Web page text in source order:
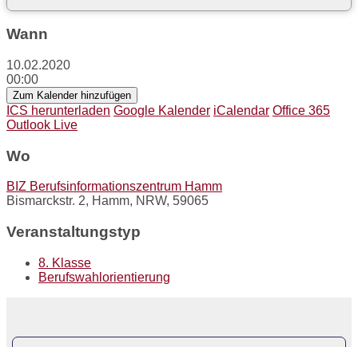
Wann
10.02.2020
00:00
Zum Kalender hinzufügen
ICS herunterladen Google Kalender iCalendar Office 365
Outlook Live
Wo
BIZ Berufsinformationszentrum Hamm
Bismarckstr. 2, Hamm, NRW, 59065
Veranstaltungstyp
8. Klasse
Berufswahlorientierung